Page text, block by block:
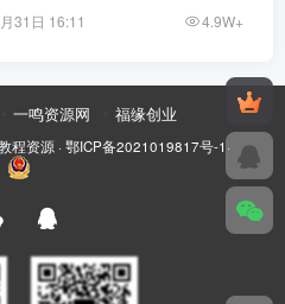
31日 16:11 4.9W+
一鸣资源网 福缘创业
程资源 · 鄂ICP备2021019817号-1 ·